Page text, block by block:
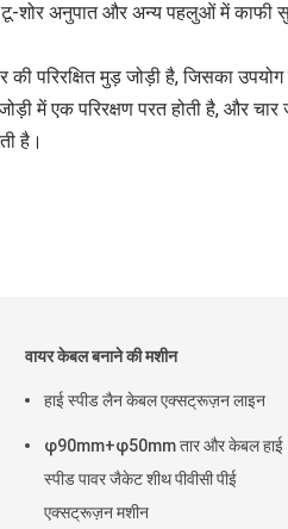
टू-शोर अनुपात और अन्य पहलुओं में काफी
परिरक्षित मुड़ जोड़ी है, जिसका
में एक परिरक्षण परत होती है, और
है।
वायर केबल बनाने की मशीन
हाई स्पीड लैन केबल एक्सट्रूज़न लाइन
φ90mm+φ50mm तार और केबल हाई
स्पीड पावर जैकेट शीथ पीवीसी पीई
एक्सट्रूज़न मशीन